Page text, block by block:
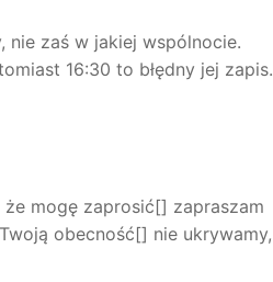
nie zaś w jakiej wspólnocie.
16:30 to błędny jej zapis.
mogę zaprosić[] zapraszam
obecność[] nie ukrywamy,